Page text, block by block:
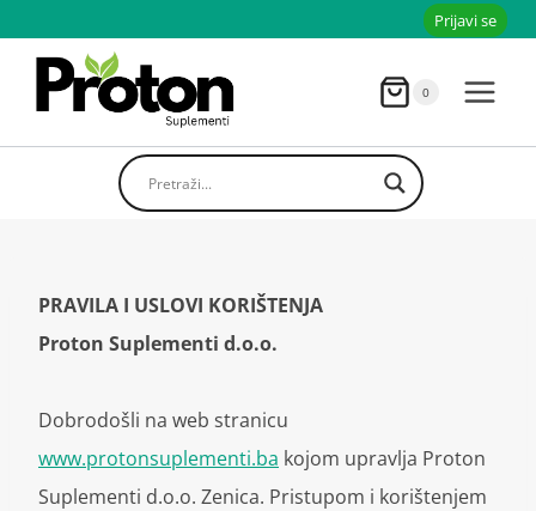
sadržaja
Prijavi se
0
PRAVILA I USLOVI KORIŠTENJA
Proton Suplementi d.o.o.
Dobrodošli na web stranicu
www.protonsuplementi.ba kojom upravlja Proton
Suplementi d.o.o. Zenica. Pristupom i korištenjem